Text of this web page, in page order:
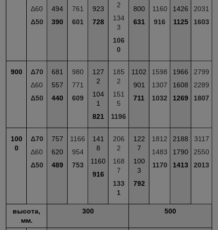
Δ60
Δ50
494
390
761
601
923
728
2
134
3
106
0
800
631
1160
916
1426
1125
2031
1603
900
Δ70
Δ60
Δ50
681
557
440
980
771
609
127
2
104
1
821
185
2
151
5
1196
1102
901
711
1598
1307
1032
1966
1608
1269
2799
2289
1807
100
0
Δ70
Δ60
Δ50
757
620
489
1166
954
753
141
8
1160
916
206
2
168
7
133
1
122
7
100
3
792
1812
1483
1170
2188
1790
1413
3117
2550
2013
высота,
мм.
300 500